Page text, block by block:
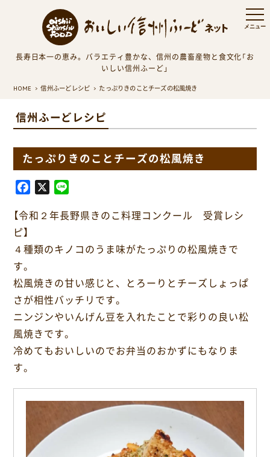
長寿日本一の恵み。バラエティ豊かな、信州の農畜産物と食文化「お
いしい信州ふーど」
HOME 信州ふーどレシピ たっぷりきのことチーズの松風焼き
信州ふーどレシピ
たっぷりきのことチーズの松風焼き
c
b
k
X
n
【令和２年長野県きのこ料理コンクール 受賞レシ
ピ】
４種類のキノコのうま味がたっぷりの松風焼きで
す。
松風焼きの甘い感じと、とろーりとチーズしょっぱ
さが相性バッチリです。
ニンジンやいんげん豆を入れたことで彩りの良い松
風焼きです。
冷めてもおいしいのでお弁当のおかずにもなりま
す。